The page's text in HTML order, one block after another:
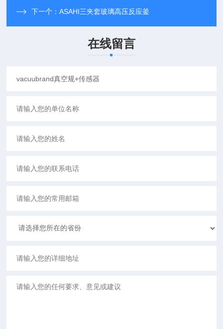
下一个：ASAHI三夹套玻璃高压反应釜
在线留言